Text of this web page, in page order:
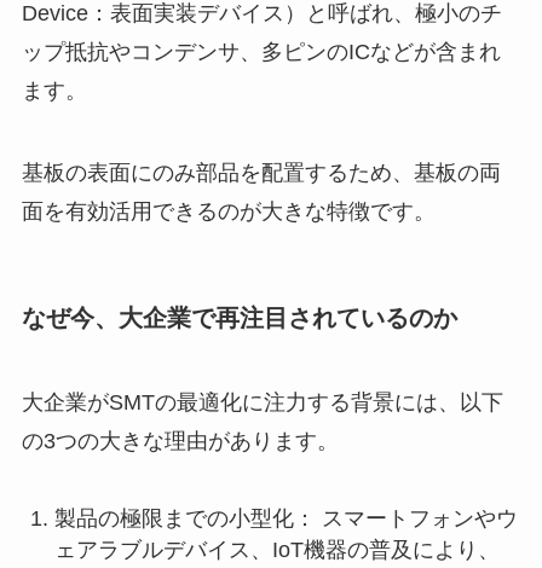
Device：表面実装デバイス）と呼ばれ、極小のチ
ップ抵抗やコンデンサ、多ピンのICなどが含まれ
ます。
基板の表面にのみ部品を配置するため、基板の両
面を有効活用できるのが大きな特徴です。
なぜ今、大企業で再注目されているのか
大企業がSMTの最適化に注力する背景には、以下
の3つの大きな理由があります。
製品の極限までの小型化： スマートフォンやウ
ェアラブルデバイス、IoT機器の普及により、